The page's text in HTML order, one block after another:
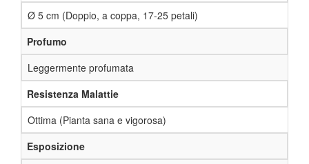
Ø 5 cm (Doppio, a coppa, 17-25 petali)
Profumo
Leggermente profumata
Resistenza Malattie
Ottima (Pianta sana e vigorosa)
Esposizione